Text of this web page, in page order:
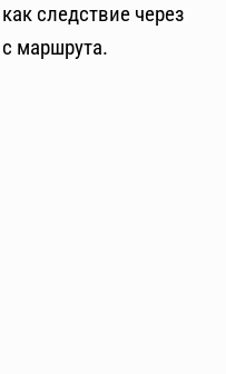
следствие через
маршрута.